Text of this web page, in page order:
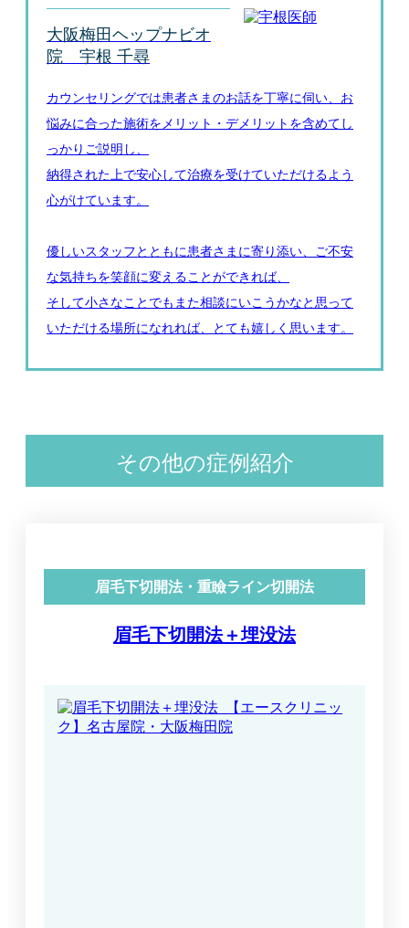
大阪梅田ヘップナビオ
院 宇根 千尋
カウンセリングでは患者さまのお話を丁寧に伺い、お
悩みに合った施術をメリット・デメリットを含めてし
っかりご説明し、
納得された上で安心して治療を受けていただけるよう
心がけています。
優しいスタッフとともに患者さまに寄り添い、ご不安
な気持ちを笑顔に変えることができれば、
そして小さなことでもまた相談にいこうかなと思って
いただける場所になれれば、とても嬉しく思います。
その他の症例紹介
眉毛下切開法・重瞼ライン切開法
眉毛下切開法＋埋没法